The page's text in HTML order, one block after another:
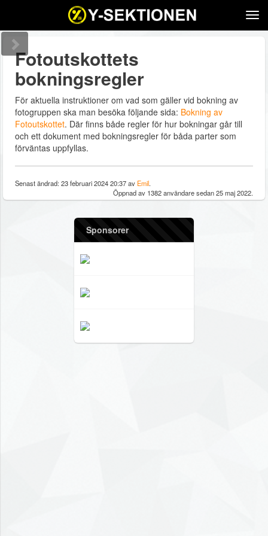
Fotoutskottets
bokningsregler
För aktuella instruktioner om vad som gäller vid bokning av
fotogruppen ska man besöka följande sida: Bokning av
Fotoutskottet. Där finns både regler för hur bokningar går till
och ett dokument med bokningsregler för båda parter som
förväntas uppfyllas.
Senast ändrad: 23 februari 2024 20:37 av Emil.
Öppnad av 1382 användare sedan 25 maj 2022.
Sponsorer